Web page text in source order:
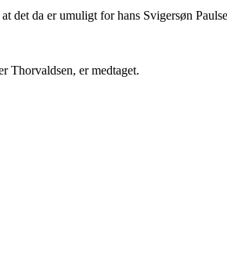
da er umuligt for hans Svigersøn
Thorvaldsen, er medtaget.